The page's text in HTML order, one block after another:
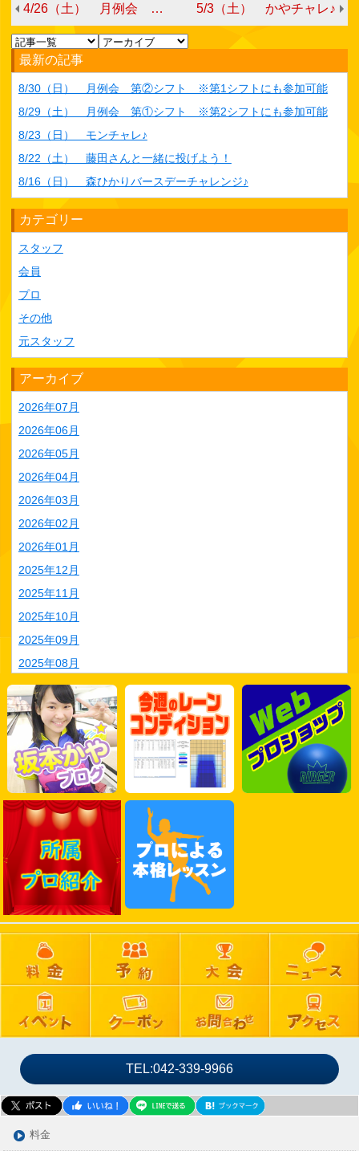
4/26（土） 月例会 第①シフト ※第2シフトにも参加可能 5/3（土） かやチャレ♪
最新の記事
8/30（日） 月例会 第②シフト ※第1シフトにも参加可能
8/29（土） 月例会 第①シフト ※第2シフトにも参加可能
8/23（日） モンチャレ♪
8/22（土） 藤田さんと一緒に投げよう！
8/16（日） 森ひかりバースデーチャレンジ♪
カテゴリー
スタッフ
会員
プロ
その他
元スタッフ
アーカイブ
2026年07月
2026年06月
2026年05月
2026年04月
2026年03月
2026年02月
2026年01月
2025年12月
2025年11月
2025年10月
2025年09月
2025年08月
2025年07月
2025年06月
2025年05月
2025年04月
2025年03月
2025年02月
2025年01月
2024年12月
2024年11月
2024年10月
2024年09月
2024年08月
2024年07月
2024年06月
2024年05月
2024年04月
2024年03月
2024年02月
2024年01月
2023年12月
TEL:042-339-9966
料金